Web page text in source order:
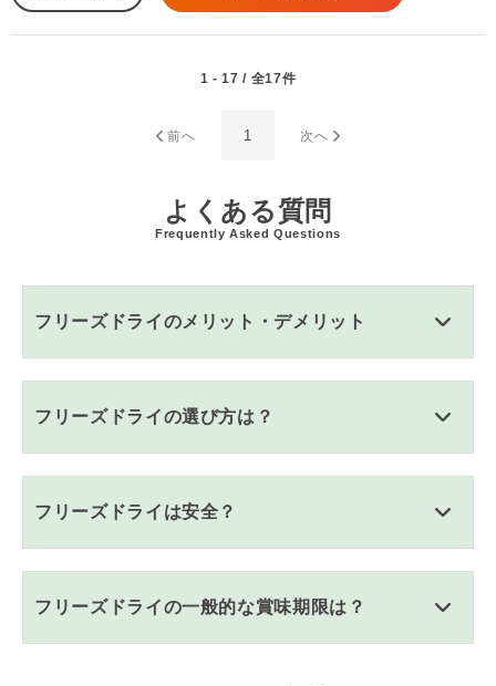
1 - 17 / 全17件
前へ 1 次へ
よくある質問
Frequently Asked Questions
フリーズドライのメリット・デメリット
フリーズドライの選び方は？
フリーズドライは安全？
フリーズドライの一般的な賞味期限は？